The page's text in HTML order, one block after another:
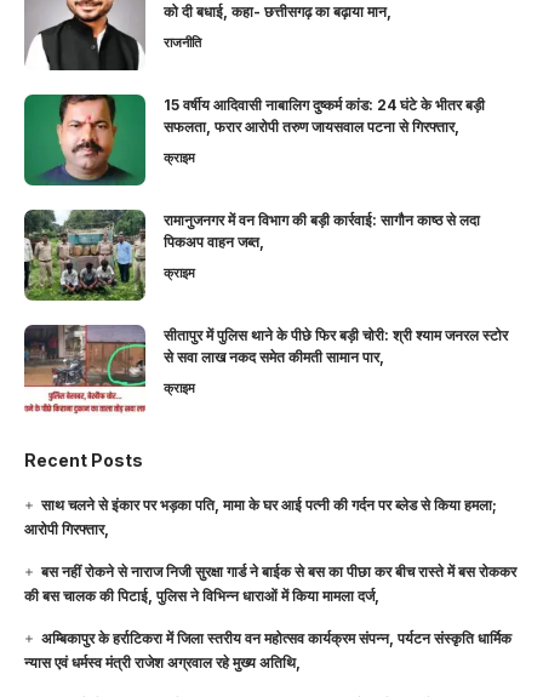
को दी बधाई, कहा- छत्तीसगढ़ का बढ़ाया मान,
राजनीति
15 वर्षीय आदिवासी नाबालिग दुष्कर्म कांड: 24 घंटे के भीतर बड़ी
सफलता, फरार आरोपी तरुण जायसवाल पटना से गिरफ्तार,
क्राइम
रामानुजनगर में वन विभाग की बड़ी कार्रवाई: सागौन काष्ठ से लदा
पिकअप वाहन जब्त,
क्राइम
सीतापुर में पुलिस थाने के पीछे फिर बड़ी चोरी: श्री श्याम जनरल स्टोर
से सवा लाख नकद समेत कीमती सामान पार,
क्राइम
Recent Posts
साथ चलने से इंकार पर भड़का पति, मामा के घर आई पत्नी की गर्दन पर ब्लेड से किया हमला;
आरोपी गिरफ्तार,
बस नहीं रोकने से नाराज निजी सुरक्षा गार्ड ने बाईक से बस का पीछा कर बीच रास्ते में बस रोककर
की बस चालक की पिटाई, पुलिस ने विभिन्न धाराओं में किया मामला दर्ज,
अम्बिकापुर के हर्राटिकरा में जिला स्तरीय वन महोत्सव कार्यक्रम संपन्न, पर्यटन संस्कृति धार्मिक
न्यास एवं धर्मस्व मंत्री राजेश अग्रवाल रहे मुख्य अतिथि,